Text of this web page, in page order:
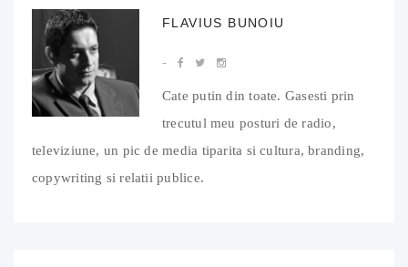
FLAVIUS BUNOIU
Cate putin din toate. Gasesti prin
trecutul meu posturi de radio,
televiziune, un pic de media tiparita si cultura, branding,
copywriting si relatii publice.